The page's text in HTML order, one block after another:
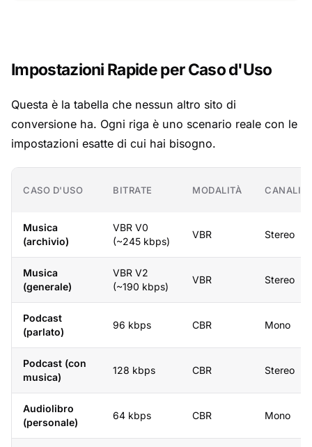
Impostazioni Rapide per Caso d'Uso
Questa è la tabella che nessun altro sito di
conversione ha. Ogni riga è uno scenario reale con le
impostazioni esatte di cui hai bisogno.
CASO D'USO BITRATE MODALITÀ CANALI
Musica
(archivio)
VBR V0
(~245 kbps)
VBR Stereo
Musica
(generale)
VBR V2
(~190 kbps)
VBR Stereo
Podcast
(parlato)
96 kbps CBR Mono
Podcast (con
musica)
128 kbps CBR Stereo
Audiolibro
(personale)
64 kbps CBR Mono